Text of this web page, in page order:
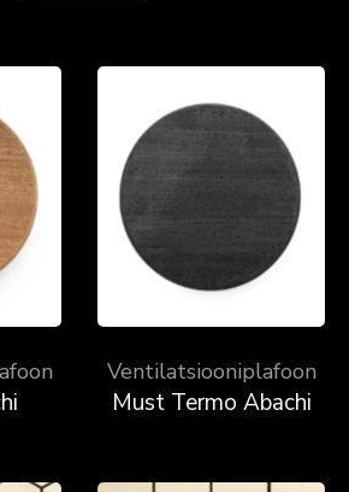
Ventilatsiooniplafoon
Must Termo Abachi